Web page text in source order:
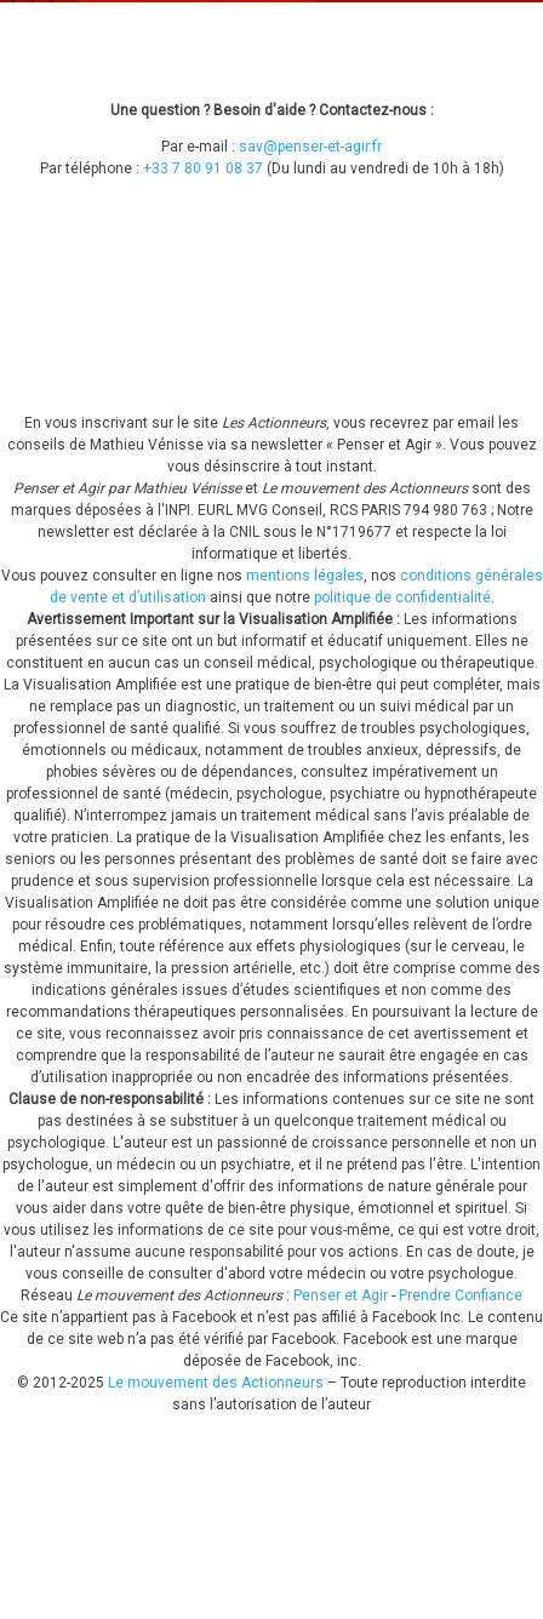
Une question ? Besoin d'aide ? Contactez-nous :
Par e-mail : sav@penser-et-agir.fr
Par téléphone : +33 7 80 91 08 37 ​ (Du lundi au vendredi de 10h à 18h)
En vous inscrivant sur le site Les Actionneurs, vous recevrez par email les
conseils de Mathieu Vénisse via sa newsletter « Penser et Agir ». Vous pouvez
vous désinscrire à tout instant.
Penser et Agir par Mathieu Vénisse et Le mouvement des Actionneurs sont des
marques déposées à l'INPI. EURL MVG Conseil, RCS PARIS 794 980 763 ; Notre
newsletter est déclarée à la CNIL sous le N°1719677 et respecte la loi
informatique et libertés.
Vous pouvez consulter en ligne nos mentions légales, nos conditions générales
de vente et d’utilisation ainsi que notre politique de confidentialité.
Avertissement Important sur la Visualisation Amplifiée :Les informations
présentées sur ce site ont un but informatif et éducatif uniquement. Elles ne
constituent en aucun cas un conseil médical, psychologique ou thérapeutique.
La Visualisation Amplifiée est une pratique de bien-être qui peut compléter, mais
ne remplace pas un diagnostic, un traitement ou un suivi médical par un
professionnel de santé qualifié. Si vous souffrez de troubles psychologiques,
émotionnels ou médicaux, notamment de troubles anxieux, dépressifs, de
phobies sévères ou de dépendances, consultez impérativement un
professionnel de santé (médecin, psychologue, psychiatre ou hypnothérapeute
qualifié). N’interrompez jamais un traitement médical sans l’avis préalable de
votre praticien. La pratique de la Visualisation Amplifiée chez les enfants, les
seniors ou les personnes présentant des problèmes de santé doit se faire avec
prudence et sous supervision professionnelle lorsque cela est nécessaire. La
Visualisation Amplifiée ne doit pas être considérée comme une solution unique
pour résoudre ces problématiques, notamment lorsqu’elles relèvent de l’ordre
médical. Enfin, toute référence aux effets physiologiques (sur le cerveau, le
système immunitaire, la pression artérielle, etc.) doit être comprise comme des
indications générales issues d’études scientifiques et non comme des
recommandations thérapeutiques personnalisées. En poursuivant la lecture de
ce site, vous reconnaissez avoir pris connaissance de cet avertissement et
comprendre que la responsabilité de l’auteur ne saurait être engagée en cas
d’utilisation inappropriée ou non encadrée des informations présentées.
Clause de non-responsabilité : Les informations contenues sur ce site ne sont
pas destinées à se substituer à un quelconque traitement médical ou
psychologique. L'auteur est un passionné de croissance personnelle et non un
psychologue, un médecin ou un psychiatre, et il ne prétend pas l'être. L'intention
de l'auteur est simplement d'offrir des informations de nature générale pour
vous aider dans votre quête de bien-être physique, émotionnel et spirituel. Si
vous utilisez les informations de ce site pour vous-même, ce qui est votre droit,
l'auteur n'assume aucune responsabilité pour vos actions. En cas de doute, je
vous conseille de consulter d'abord votre médecin ou votre psychologue.
Réseau Le mouvement des Actionneurs : Penser et Agir - Prendre Confiance
Ce site n’appartient pas à Facebook et n’est pas affilié à Facebook Inc. Le contenu
de ce site web n’a pas été vérifié par Facebook. Facebook est une marque
déposée de Facebook, inc.
© 2012-2025 Le mouvement des Actionneurs – Toute reproduction interdite
sans l’autorisation de l’auteur